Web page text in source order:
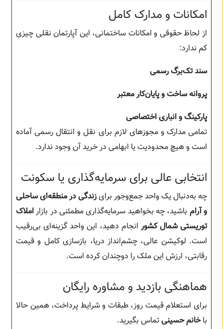
امکانات و مدارک کامل
از لحاظ حقوقی و امکانات ساختمانی، این آپارتمان نقلی چیزی
کم ندارد:
سند تک‌برگ رسمی
پروانه ساخت و پایان‌کار معتبر
پارکینگ و انباری اختصاصی
تمامی مدارک و مجوزهای لازم برای نقل و انتقال رسمی آماده
است و هیچ محدودیت یا ابهامی در خرید آن وجود ندارد.
انتخابی عالی برای سرمایه‌گذاری یا سکونت
چه به‌دنبال یک واحد جمع‌وجور برایزندگی در منطقه‌ای ساحلی
و آرام باشید، چه بخواهید سرمایه‌گذاری مطمئنی در بازاراملاک
توریستی شمال کشور انجام دهید، این واحد گزینه‌ای بی‌رقیب
است. لوکیشن عالی، چشم‌انداز دریا، بازسازی کامل و قیمت
رقابتی، ارزش این ملک را دوچندان کرده است.
هماهنگی بازدید و مشاوره رایگان
برای استعلام قیمت روز، طبقات و شرایط پرداخت، همین حالا
باخانم حسینیتماس بگیرید.